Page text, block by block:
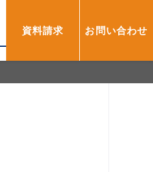
資料請求 お問い合わせ